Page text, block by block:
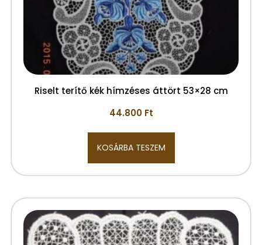
Riselt terítő kék hímzéses áttört 53×28 cm
44.800 Ft
KOSÁRBA TESZEM